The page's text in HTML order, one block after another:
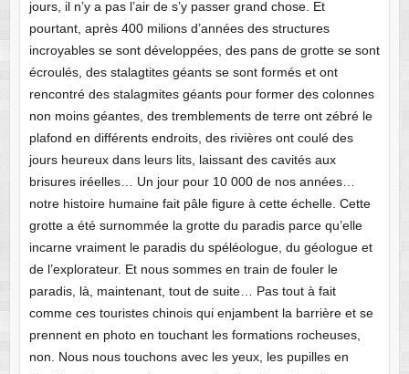
jours, il n’y a pas l’air de s’y passer grand chose. Et
pourtant, après 400 milions d’années des structures
incroyables se sont développées, des pans de grotte se sont
écroulés, des stalagtites géants se sont formés et ont
rencontré des stalagmites géants pour former des colonnes
non moins géantes, des tremblements de terre ont zébré le
plafond en différents endroits, des rivières ont coulé des
jours heureux dans leurs lits, laissant des cavités aux
brisures iréelles… Un jour pour 10 000 de nos années…
notre histoire humaine fait pâle figure à cette échelle. Cette
grotte a été surnommée la grotte du paradis parce qu’elle
incarne vraiment le paradis du spéléologue, du géologue et
de l’explorateur. Et nous sommes en train de fouler le
paradis, là, maintenant, tout de suite… Pas tout à fait
comme ces touristes chinois qui enjambent la barrière et se
prennent en photo en touchant les formations rocheuses,
non. Nous nous touchons avec les yeux, les pupilles en